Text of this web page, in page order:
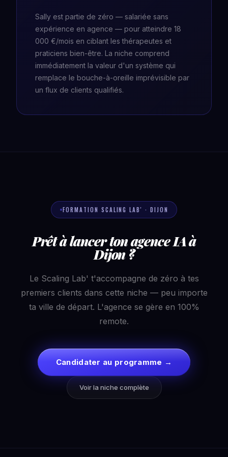
Sally est partie de zéro — salariée sans
expérience en agence — pour atteindre 18
000 €/mois en ciblant les thérapeutes et
praticiens bien-être. La niche comprend
immédiatement la valeur d'un système qui
remplace le bouche-à-oreille imprévisible par
un flux de clients qualifiés.
FORMATION SCALING LAB' · DIJON
Prêt à lancer ton agence IA à
Dijon ?
Le Scaling Lab' t'accompagne de zéro à tes
premiers clients dans cette niche — peu importe
ta ville de départ. L'agence se gère en 100%
remote.
Candidater au programme →
Voir la niche complète